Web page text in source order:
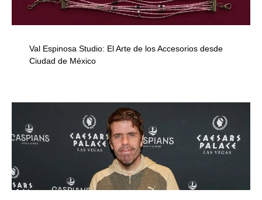
Val Espinosa Studio: El Arte de los Accesorios desde
Ciudad de México